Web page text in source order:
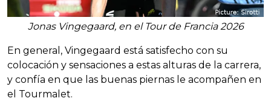
Jonas Vingegaard, en el Tour de Francia 2026
En general, Vingegaard está satisfecho con su
colocación y sensaciones a estas alturas de la carrera,
y confía en que las buenas piernas le acompañen en
el Tourmalet.